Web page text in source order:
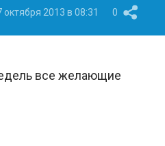
октября 2013 в 08:31 0
все желающие